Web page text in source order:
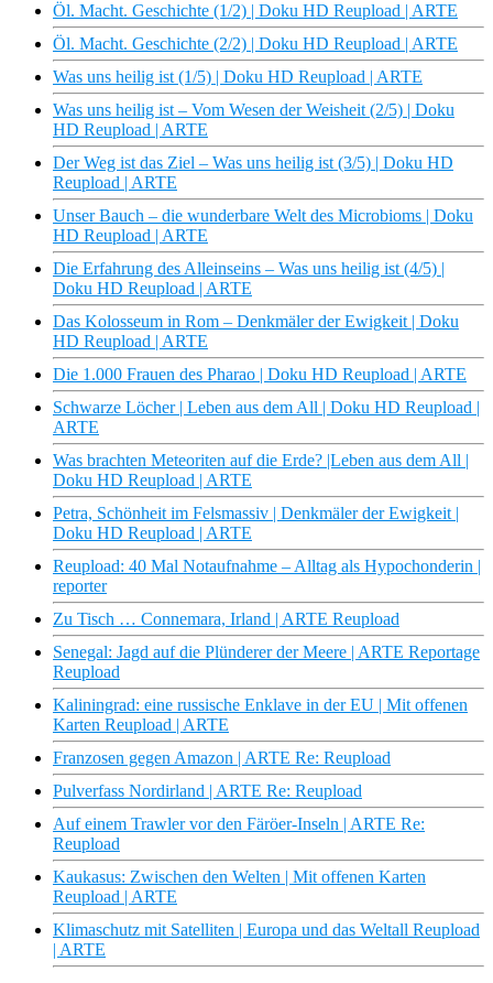
Öl. Macht. Geschichte (1/2) | Doku HD Reupload | ARTE
Öl. Macht. Geschichte (2/2) | Doku HD Reupload | ARTE
Was uns heilig ist (1/5) | Doku HD Reupload | ARTE
Was uns heilig ist – Vom Wesen der Weisheit (2/5) | Doku
HD Reupload | ARTE
Der Weg ist das Ziel – Was uns heilig ist (3/5) | Doku HD
Reupload | ARTE
Unser Bauch – die wunderbare Welt des Microbioms | Doku
HD Reupload | ARTE
Die Erfahrung des Alleinseins – Was uns heilig ist (4/5) |
Doku HD Reupload | ARTE
Das Kolosseum in Rom – Denkmäler der Ewigkeit | Doku
HD Reupload | ARTE
Die 1.000 Frauen des Pharao | Doku HD Reupload | ARTE
Schwarze Löcher | Leben aus dem All | Doku HD Reupload |
ARTE
Was brachten Meteoriten auf die Erde? |Leben aus dem All |
Doku HD Reupload | ARTE
Petra, Schönheit im Felsmassiv | Denkmäler der Ewigkeit |
Doku HD Reupload | ARTE
Reupload: 40 Mal Notaufnahme – Alltag als Hypochonderin |
reporter
Zu Tisch … Connemara, Irland | ARTE Reupload
Senegal: Jagd auf die Plünderer der Meere | ARTE Reportage
Reupload
Kaliningrad: eine russische Enklave in der EU | Mit offenen
Karten Reupload | ARTE
Franzosen gegen Amazon | ARTE Re: Reupload
Pulverfass Nordirland | ARTE Re: Reupload
Auf einem Trawler vor den Färöer-Inseln | ARTE Re:
Reupload
Kaukasus: Zwischen den Welten | Mit offenen Karten
Reupload | ARTE
Klimaschutz mit Satelliten | Europa und das Weltall Reupload
| ARTE